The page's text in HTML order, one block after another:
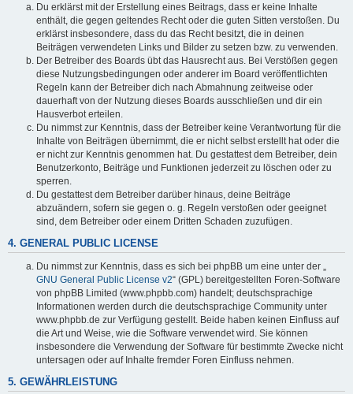
Du erklärst mit der Erstellung eines Beitrags, dass er keine Inhalte
enthält, die gegen geltendes Recht oder die guten Sitten verstoßen. Du
erklärst insbesondere, dass du das Recht besitzt, die in deinen
Beiträgen verwendeten Links und Bilder zu setzen bzw. zu verwenden.
Der Betreiber des Boards übt das Hausrecht aus. Bei Verstößen gegen
diese Nutzungsbedingungen oder anderer im Board veröffentlichten
Regeln kann der Betreiber dich nach Abmahnung zeitweise oder
dauerhaft von der Nutzung dieses Boards ausschließen und dir ein
Hausverbot erteilen.
Du nimmst zur Kenntnis, dass der Betreiber keine Verantwortung für die
Inhalte von Beiträgen übernimmt, die er nicht selbst erstellt hat oder die
er nicht zur Kenntnis genommen hat. Du gestattest dem Betreiber, dein
Benutzerkonto, Beiträge und Funktionen jederzeit zu löschen oder zu
sperren.
Du gestattest dem Betreiber darüber hinaus, deine Beiträge
abzuändern, sofern sie gegen o. g. Regeln verstoßen oder geeignet
sind, dem Betreiber oder einem Dritten Schaden zuzufügen.
4. GENERAL PUBLIC LICENSE
Du nimmst zur Kenntnis, dass es sich bei phpBB um eine unter der „
GNU General Public License v2“ (GPL) bereitgestellten Foren-Software
von phpBB Limited (www.phpbb.com) handelt; deutschsprachige
Informationen werden durch die deutschsprachige Community unter
www.phpbb.de zur Verfügung gestellt. Beide haben keinen Einfluss auf
die Art und Weise, wie die Software verwendet wird. Sie können
insbesondere die Verwendung der Software für bestimmte Zwecke nicht
untersagen oder auf Inhalte fremder Foren Einfluss nehmen.
5. GEWÄHRLEISTUNG